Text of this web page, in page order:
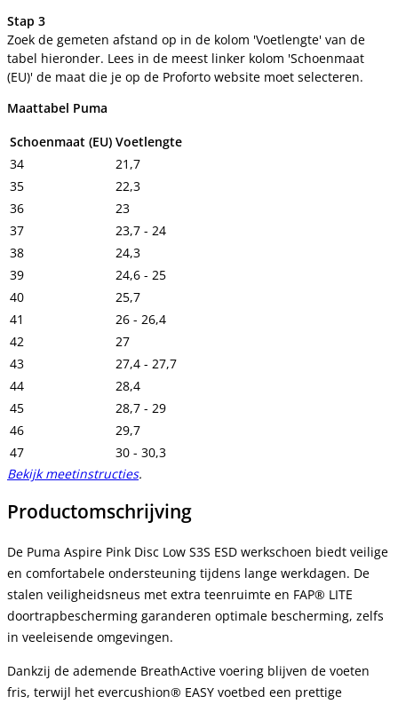
Stap 3
Zoek de gemeten afstand op in de kolom 'Voetlengte' van de
tabel hieronder. Lees in de meest linker kolom 'Schoenmaat
(EU)' de maat die je op de Proforto website moet selecteren.
Maattabel Puma
Schoenmaat (EU) Voetlengte
34
21,7
35
22,3
36
23
37
23,7 - 24
38
24,3
39
24,6 - 25
40
25,7
41
26 - 26,4
42
27
43
27,4 - 27,7
44
28,4
45
28,7 - 29
46
29,7
47
30 - 30,3
Bekijk meetinstructies.
Productomschrijving
De Puma Aspire Pink Disc Low S3S ESD werkschoen biedt veilige
en comfortabele ondersteuning tijdens lange werkdagen. De
stalen veiligheidsneus met extra teenruimte en FAP® LITE
doortrapbescherming garanderen optimale bescherming, zelfs
in veeleisende omgevingen.
Dankzij de ademende BreathActive voering blijven de voeten
fris, terwijl het evercushion® EASY voetbed een prettige